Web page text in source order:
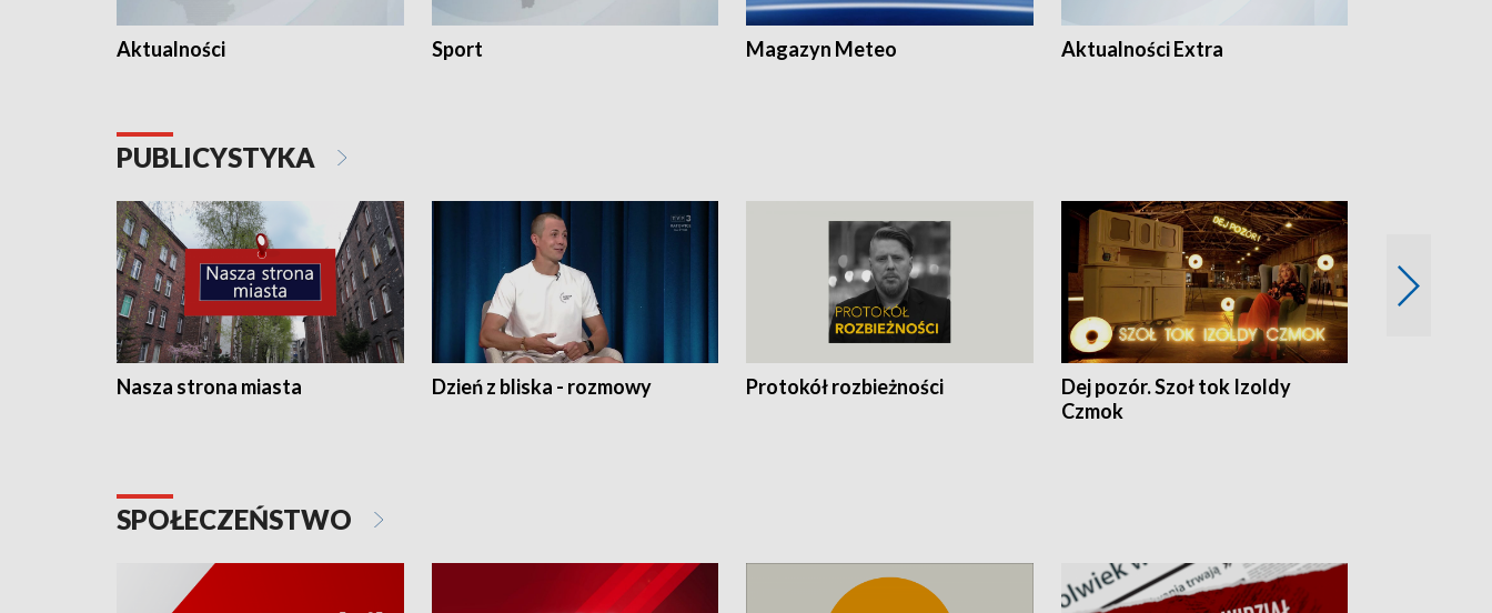
Aktualności Sport Magazyn Meteo Aktualności Extra
PUBLICYSTYKA
Nasza strona miasta Dzień z bliska - rozmowy Protokół rozbieżności
Dej pozór. Szoł tok Izoldy
Czmok
SPOŁECZEŃSTWO